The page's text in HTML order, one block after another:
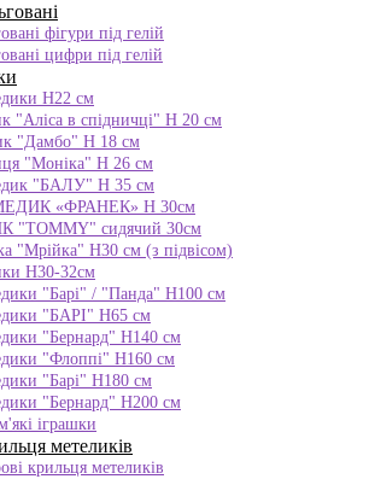
фігури під гелій
цифри під гелій
H22 см
"Аліса в спідничці" Н 20 см
"Дамбо" Н 18 см
"Моніка" Н 26 см
"БАЛУ" Н 35 см
«ФРАНЕК» H 30см
"ТОMMY" сидячий 30см
"Мрійка" Н30 см (з підвісом)
Н30-32см
"Барі" / "Панда" Н100 см
"БАРІ" Н65 см
"Бернард" Н140 см
"Флоппі" Н160 см
"Барі" Н180 см
"Бернард" Н200 см
іграшки
метеликів
крильця метеликів